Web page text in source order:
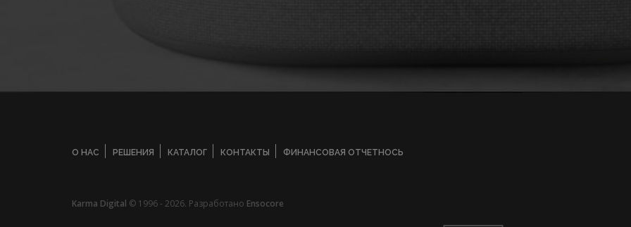
О НАС РЕШЕНИЯ КАТАЛОГ КОНТАКТЫ ФИНАНСОВАЯ ОТЧЕТНОСЬ
Karma Digital © 1996 - 2026. Разработано Ensocore